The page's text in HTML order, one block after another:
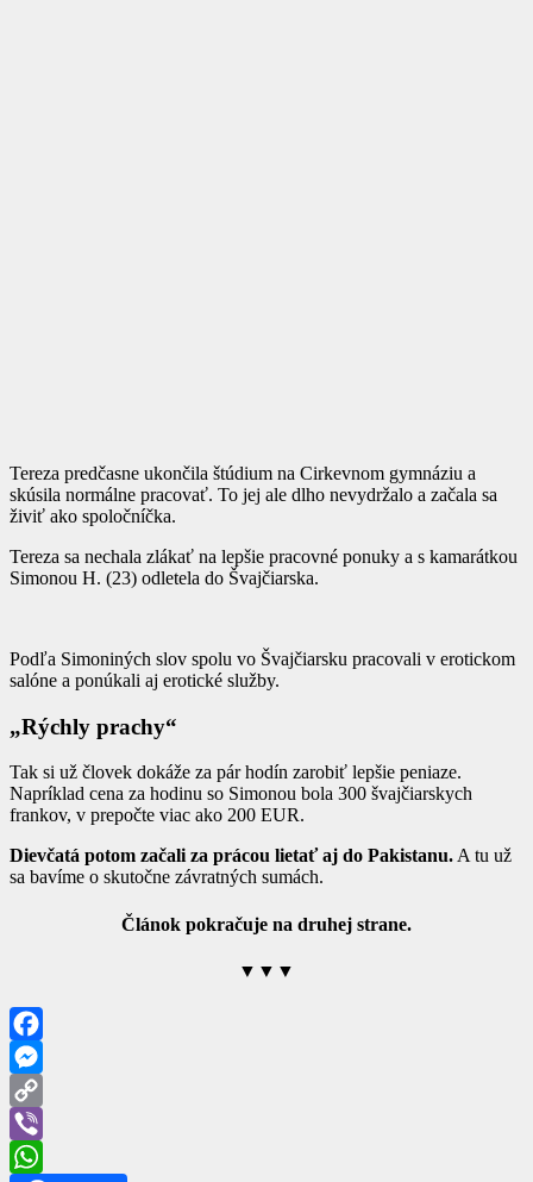
Tereza predčasne ukončila štúdium na Cirkevnom gymnáziu a
skúsila normálne pracovať. To jej ale dlho nevydržalo a začala sa
živiť ako spoločníčka.
Tereza sa nechala zlákať na lepšie pracovné ponuky a s kamarátkou
Simonou H. (23) odletela do Švajčiarska.
Podľa Simoniných slov spolu vo Švajčiarsku pracovali v erotickom
salóne a ponúkali aj erotické služby.
„Rýchly prachy“
Tak si už človek dokáže za pár hodín zarobiť lepšie peniaze.
Napríklad cena za hodinu so Simonou bola 300 švajčiarskych
frankov, v prepočte viac ako 200 EUR.
Dievčatá potom začali za prácou lietať aj do Pakistanu. A tu už
sa bavíme o skutočne závratných sumách.
Článok pokračuje na druhej strane.
▼▼▼
Facebook
Messenger
Copy
Link
Viber